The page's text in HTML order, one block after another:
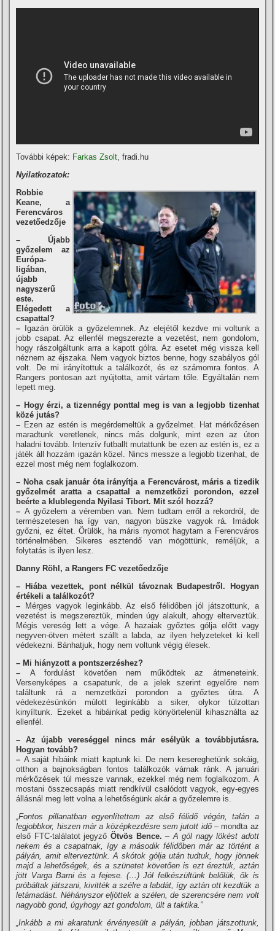
További képek: Farkas Zsolt , fradi.hu
Nyilatkozatok:
Robbie
Keane, a
Ferencváros
vezetőedzője
– Újabb
győzelem az
Európa-
ligában,
újabb
nagyszerű
este.
Elégedett a
csapattal?
–
Igazán örülök a győzelemnek. Az elejétől kezdve mi voltunk a
jobb csapat. Az ellenfél megszerezte a vezetést, nem gondolom,
hogy rászolgáltunk arra a kapott gólra. Az esetet még vissza kell
néznem az éjszaka. Nem vagyok biztos benne, hogy szabályos gól
volt. De mi irányítottuk a találkozót, és ez számomra fontos. A
Rangers pontosan azt nyújtotta, amit vártam tőle. Egyáltalán nem
lepett meg.
– Hogy érzi, a tizennégy ponttal meg is van a legjobb tizenhat
közé jutás?
– Ezen az estén is megérdemeltük a győzelmet. Hat mérkőzésen
maradtunk veretlenek, nincs más dolgunk, mint ezen az úton
haladni tovább. Intenzív futballt mutattunk be ezen az estén is, ez a
játék áll hozzám igazán közel. Nincs messze a legjobb tizenhat, de
ezzel most még nem foglalkozom.
– Noha csak január óta irányítja a Ferencvárost, máris a tizedik
győzelmét aratta a csapattal a nemzetközi porondon, ezzel
beérte a klublegenda Nyilasi Tibort. Mit szól hozzá?
– A győzelem a véremben van. Nem tudtam erről a rekordról, de
természetesen ha így van, nagyon büszke vagyok rá. Imádok
győzni, ez éltet. Örülök, ha máris nyomot hagytam a Ferencváros
történelmében. Sikeres esztendő van mögöttünk, reméljük, a
folytatás is ilyen lesz.
Danny Röhl, a Rangers FC vezetőedzője
– Hiába vezettek, pont nélkül távoznak Budapestről. Hogyan
értékeli a találkozót?
–
Mérges vagyok leginkább. Az első félidőben jól játszottunk, a
vezetést is megszereztük, minden úgy alakult, ahogy elterveztük.
Mégis vereség lett a vége. A hazaiak győztes gólja előtt vagy
negyven-ötven métert szállt a labda, az ilyen helyzeteket ki kell
védekezni. Bánhatjuk, hogy nem voltunk végig élesek.
– Mi hiányzott a pontszerzéshez?
– A fordulást követően nem működtek az átmeneteink.
Versenyképes a csapatunk, de a jelek szerint egyelőre nem
találtunk rá a nemzetközi porondon a győztes útra. A
védekezésünkön múlott leginkább a siker, olykor túlzottan
kinyíltunk. Ezeket a hibáinkat pedig könyörtelenül kihasználta az
ellenfél.
– Az újabb vereséggel nincs már esélyük a továbbjutásra.
Hogyan tovább?
– A saját hibáink miatt kaptunk ki. De nem kesereghetünk sokáig,
otthon a bajnokságban fontos találkozók várnak ránk. A januári
mérkőzések túl messze vannak, ezekkel még nem foglalkozom. A
mostani összecsapás miatt rendkívül csalódott vagyok, egy-egyes
állásnál meg lett volna a lehetőségünk akár a győzelemre is.
„Fontos pillanatban egyenlítettem az első félidő végén, talán a
legjobbkor, hiszen már a középkezdésre sem jutott idő – mondta az
első FTC-találatot jegyző Ötvös Bence.–A gól nagy lökést adott
nekem és a csapatnak, így a második félidőben már az történt a
pályán, amit elterveztünk. A skótok gólja után tudtuk, hogy jönnek
majd a lehetőségek, és a szünetet követően is ezt éreztük, aztán
jött Varga Barni és a fejese. (…) Jól felkészültünk belőlük, ők is
próbáltak játszani, kivitték a szélre a labdát, így aztán ott kezdtük a
letámadást. Néhányszor eljöttek a szélen, de szerencsére nem volt
nagyobb gond, úgyhogy azt gondolom, ült a taktika.”
„Inkább a mi akaratunk érvényesült a pályán, jobban játszottunk,